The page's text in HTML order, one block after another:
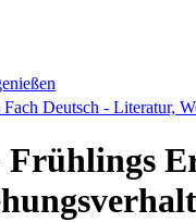
Deutsch - Literatur,